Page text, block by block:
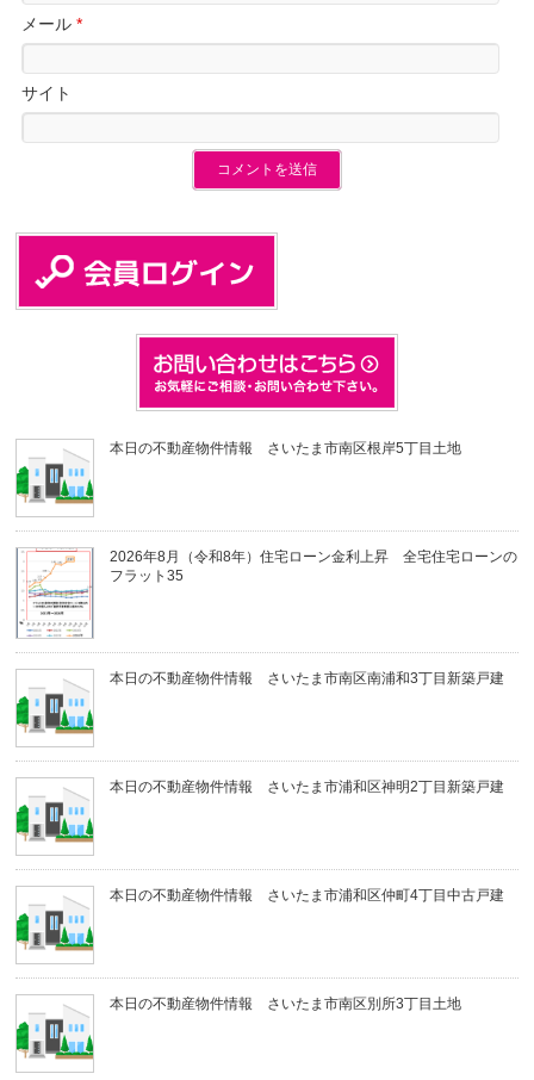
メール*
サイト
本日の不動産物件情報 さいたま市南区根岸5丁目土地
2026年8月（令和8年）住宅ローン金利上昇 全宅住宅ローンの
フラット35
本日の不動産物件情報 さいたま市南区南浦和3丁目新築戸建
本日の不動産物件情報 さいたま市浦和区神明2丁目新築戸建
本日の不動産物件情報 さいたま市浦和区仲町4丁目中古戸建
本日の不動産物件情報 さいたま市南区別所3丁目土地